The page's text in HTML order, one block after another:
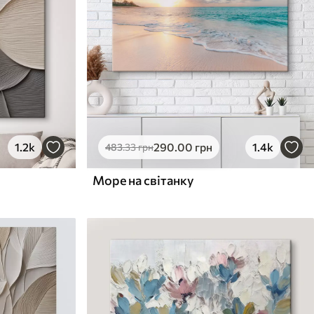
1.2k 483.33грн290.00 грн 1.4k
Море на світанку